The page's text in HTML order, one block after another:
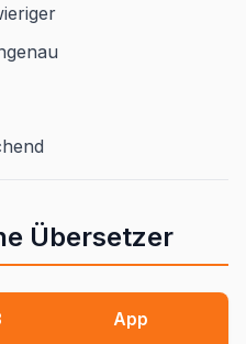
Übersetzer
App